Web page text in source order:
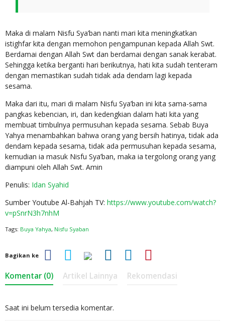
Maka di malam Nisfu Sya’ban nanti mari kita meningkatkan
istighfar kita dengan memohon pengampunan kepada Allah Swt.
Berdamai dengan Allah Swt dan berdamai dengan sanak kerabat.
Sehingga ketika berganti hari berikutnya, hati kita sudah tenteram
dengan memastikan sudah tidak ada dendam lagi kepada
sesama.
Maka dari itu, mari di malam Nisfu Sya’ban ini kita sama-sama
pangkas kebencian, iri, dan kedengkian dalam hati kita yang
membuat timbulnya permusuhan kepada sesama. Sebab Buya
Yahya menambahkan bahwa orang yang bersih hatinya, tidak ada
dendam kepada sesama, tidak ada permusuhan kepada sesama,
kemudian ia masuk Nisfu Sya’ban, maka ia tergolong orang yang
diampuni oleh Allah Swt. Amin
Penulis: Idan Syahid
Sumber Youtube Al-Bahjah TV: https://www.youtube.com/watch?
v=pSnrN3h7nhM
Tags: Buya Yahya, Nisfu Syaban
Bagikan ke
Komentar (0) Artikel Lainnya Rekomendasi
Saat ini belum tersedia komentar.